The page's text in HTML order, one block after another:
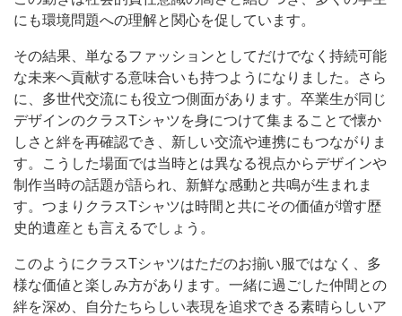
にも環境問題への理解と関心を促しています。
その結果、単なるファッションとしてだけでなく持続可能
な未来へ貢献する意味合いも持つようになりました。さら
に、多世代交流にも役立つ側面があります。卒業生が同じ
デザインのクラスTシャツを身につけて集まることで懐か
しさと絆を再確認でき、新しい交流や連携にもつながりま
す。こうした場面では当時とは異なる視点からデザインや
制作当時の話題が語られ、新鮮な感動と共鳴が生まれま
す。つまりクラスTシャツは時間と共にその価値が増す歴
史的遺産とも言えるでしょう。
このようにクラスTシャツはただのお揃い服ではなく、多
様な価値と楽しみ方があります。一緒に過ごした仲間との
絆を深め、自分たちらしい表現を追求できる素晴らしいア